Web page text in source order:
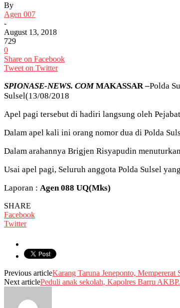
By
Agen 007
-
August 13, 2018
729
0
Share on Facebook
Tweet on Twitter
SPIONASE-NEWS. COMMAKASSAR –Polda
Sulsel(13/08/2018
Apel pagi tersebut di hadiri langsung oleh
Dalam apel kali ini orang nomor dua di Polda
Dalam arahannya Brigjen Risyapudin
Usai apel pagi, Seluruh anggota Polda Sulsel
Laporan : Agen 088 UQ(Mks)
SHARE
Facebook
Twitter
Previous articleKarang Taruna Jeneponto,
Next articlePeduli anak sekolah, Kapolres Barru